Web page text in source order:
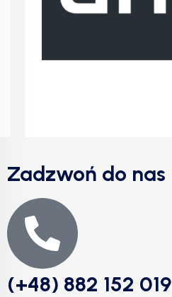
Zadzwoń do nas
(+48) 882 152 019